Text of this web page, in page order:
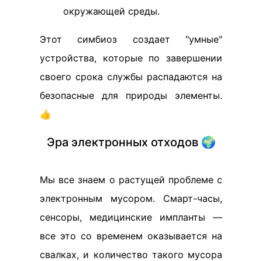
окружающей среды.
Этот симбиоз создает "умные"
устройства, которые по завершении
своего срока службы распадаются на
безопасные для природы элементы.
👍
Эра электронных отходов 🌍
Мы все знаем о растущей проблеме с
электронным мусором. Смарт-часы,
сенсоры, медицинские импланты —
все это со временем оказывается на
свалках, и количество такого мусора